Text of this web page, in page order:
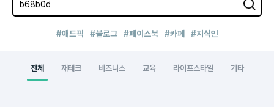
#애드픽 #블로그 #페이스북 #카페 #지식인
전체 재테크 비즈니스 교육 라이프스타일 기타